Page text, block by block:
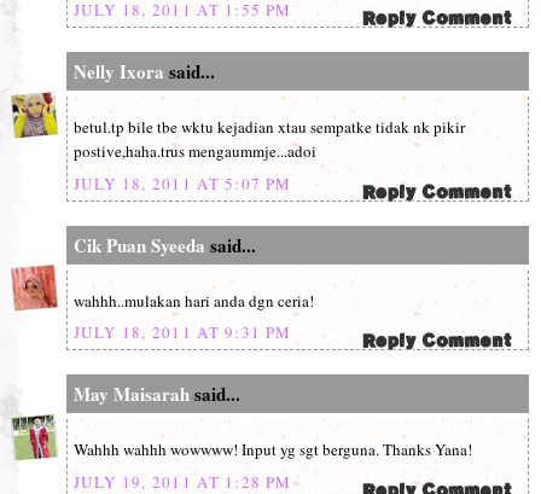
JULY 18, 2011 AT 1:55 PM
Nelly Ixora said...
betul.tp bile tbe wktu kejadian xtau sempatke tidak nk pikir
postive,haha.trus mengaummje...adoi
JULY 18, 2011 AT 5:07 PM
Cik Puan Syeeda said...
wahhh..mulakan hari anda dgn ceria!
JULY 18, 2011 AT 9:31 PM
May Maisarahsaid...
Wahhh wahhh wowwww! Input yg sgt berguna. Thanks Yana!
JULY 19, 2011 AT 1:28 PM